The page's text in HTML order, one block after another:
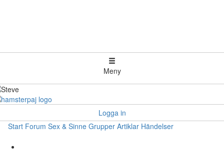
Meny
Logga in
Start Forum Sex & Sinne Grupper Artiklar Händelser